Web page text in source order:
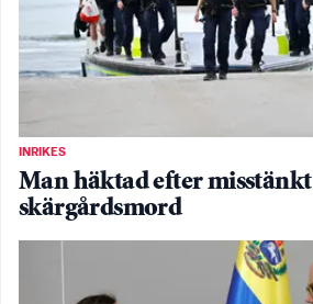
INRIKES
Man häktad efter misstänkt
skärgårdsmord